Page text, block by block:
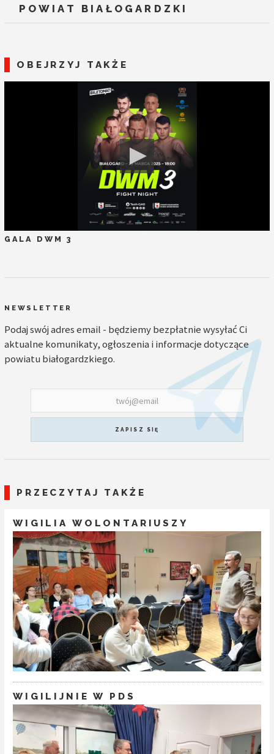
POWIAT BIAŁOGARDZKI
OBEJRZYJ TAKŻE
GALA DWM 3
NEWSLETTER
Podaj swój adres email - będziemy bezpłatnie wysyłać Ci
aktualne komunikaty, ogłoszenia i informacje dotyczące
powiatu białogardzkiego.
ZAPISZ SIĘ
PRZECZYTAJ TAKŻE
WIGILIA WOLONTARIUSZY
WIGILIJNIE W PDS